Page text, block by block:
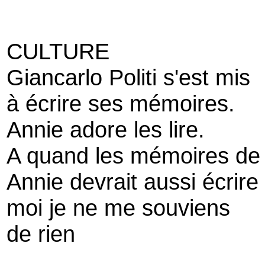
CULTURE
Giancarlo Politi s'est mis
à écrire ses mémoires.
Annie adore les lire.
A quand les mémoires
Annie devrait aussi
moi je ne me souviens
de rien